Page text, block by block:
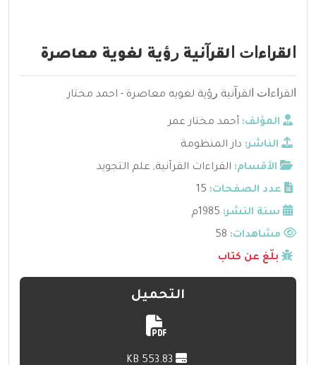
ﺍﻟﻘﺮﺍءﺍﺕ ﺍﻟﻘﺮﺁﻧﻴﺔ ﺭؤية لغوية معاصرة
ﺍﻟﻘﺮﺍءﺍﺕ ﺍﻟﻘﺮﺁﻧﻴﺔ ﺭؤية لغويه معاصرة - احمد مختار
المؤلف: أحمد مختار عمر
الناشر: دار المنظومة
الأقسام: القراءات القرآنية, علم التجويد
عدد الصفحات: 15
سنة النشر: 1985م
مشاهدات:
بلّغ عن كتاب
التحميل